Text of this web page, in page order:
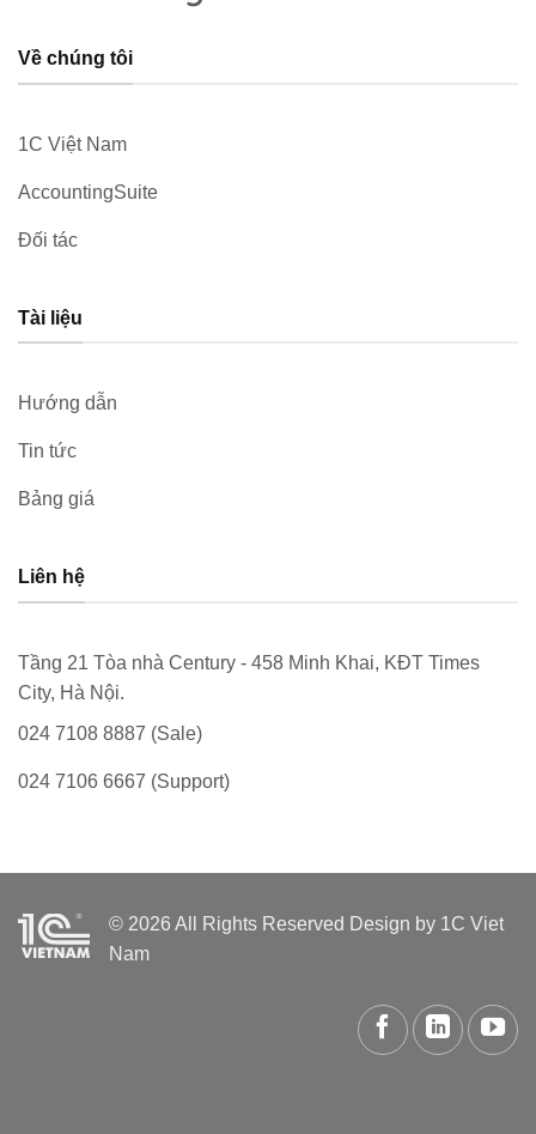
Về chúng tôi
1C Việt Nam
AccountingSuite
Đối tác
Tài liệu
Hướng dẫn
Tin tức
Bảng giá
Liên hệ
Tầng 21 Tòa nhà Century - 458 Minh Khai, KĐT Times
City, Hà Nội.
024 7108 8887 (Sale)
024 7106 6667 (Support)
© 2026 All Rights Reserved Design by 1C Viet
Nam